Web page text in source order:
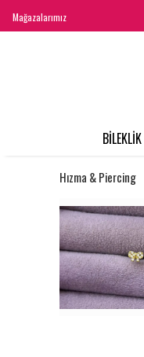
Mağazalarımız
BİLEKLİK
Hızma & Piercing